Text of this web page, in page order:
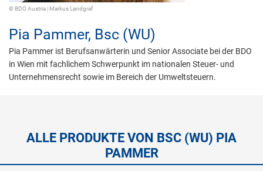
© BDO Austria | Markus Landgraf
Pia Pammer, Bsc (WU)
Pia Pammer ist Berufsanwärterin und Senior Associate bei der BDO
in Wien mit fachlichem Schwerpunkt im nationalen Steuer- und
Unternehmensrecht sowie im Bereich der Umweltsteuern.
ALLE PRODUKTE VON BSC (WU) PIA
PAMMER